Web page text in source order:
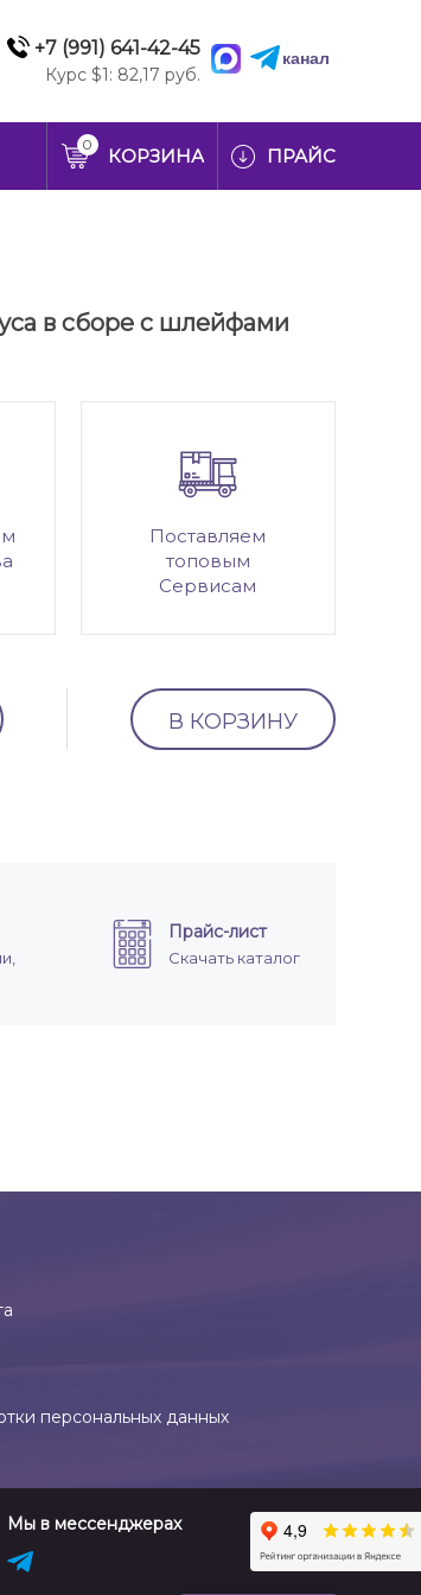
+7 (991) 641-42-45
Курс $1: 82,17 руб.
канал
0
КОРЗИНА ПРАЙС
в сборе с шлейфами
Поставляем
топовым
Сервисам
В КОРЗИНУ
Прайс-лист
Скачать каталог
персональных данных
Мы в мессенджерах